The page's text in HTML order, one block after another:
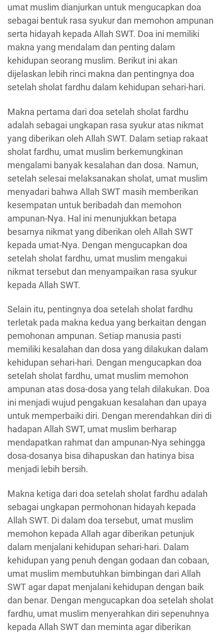
umat muslim dianjurkan untuk mengucapkan doa
sebagai bentuk rasa syukur dan memohon ampunan
serta hidayah kepada Allah SWT. Doa ini memiliki
makna yang mendalam dan penting dalam
kehidupan seorang muslim. Berikut ini akan
dijelaskan lebih rinci makna dan pentingnya doa
setelah sholat fardhu dalam kehidupan sehari-hari.
Makna pertama dari doa setelah sholat fardhu
adalah sebagai ungkapan rasa syukur atas nikmat
yang diberikan oleh Allah SWT. Dalam setiap rakaat
sholat fardhu, umat muslim berkemungkinan
mengalami banyak kesalahan dan dosa. Namun,
setelah selesai melaksanakan sholat, umat muslim
menyadari bahwa Allah SWT masih memberikan
kesempatan untuk beribadah dan memohon
ampunan-Nya. Hal ini menunjukkan betapa
besarnya nikmat yang diberikan oleh Allah SWT
kepada umat-Nya. Dengan mengucapkan doa
setelah sholat fardhu, umat muslim mengakui
nikmat tersebut dan menyampaikan rasa syukur
kepada Allah SWT.
Selain itu, pentingnya doa setelah sholat fardhu
terletak pada makna kedua yang berkaitan dengan
pemohonan ampunan. Setiap manusia pasti
memiliki kesalahan dan dosa yang dilakukan dalam
kehidupan sehari-hari. Dengan mengucapkan doa
setelah sholat fardhu, umat muslim memohon
ampunan atas dosa-dosa yang telah dilakukan. Doa
ini menjadi wujud pengakuan kesalahan dan upaya
untuk memperbaiki diri. Dengan merendahkan diri di
hadapan Allah SWT, umat muslim berharap
mendapatkan rahmat dan ampunan-Nya sehingga
dosa-dosanya bisa dihapuskan dan hatinya bisa
menjadi lebih bersih.
Makna ketiga dari doa setelah sholat fardhu adalah
sebagai ungkapan permohonan hidayah kepada
Allah SWT. Di dalam doa tersebut, umat muslim
memohon kepada Allah agar diberikan petunjuk
dalam menjalani kehidupan sehari-hari. Dalam
kehidupan yang penuh dengan godaan dan cobaan,
umat muslim membutuhkan bimbingan dari Allah
SWT agar dapat menjalani kehidupan dengan baik
dan benar. Dengan mengucapkan doa setelah sholat
fardhu, umat muslim menyerahkan diri sepenuhnya
kepada Allah SWT dan meminta agar diberikan